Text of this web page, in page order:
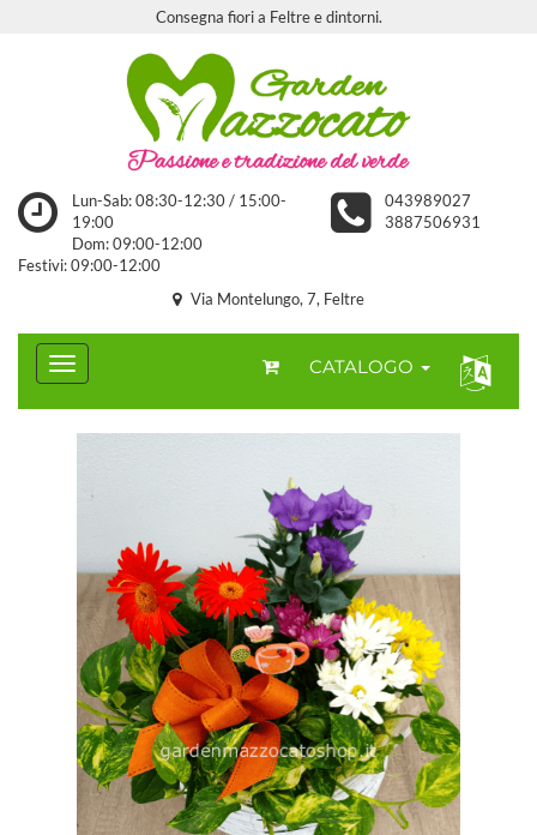
Consegna fiori a Feltre e dintorni.
Lun-Sab: 08:30-12:30 / 15:00-
19:00
Dom: 09:00-12:00
Festivi: 09:00-12:00
043989027
3887506931
Via Montelungo, 7, Feltre
CATALOGO